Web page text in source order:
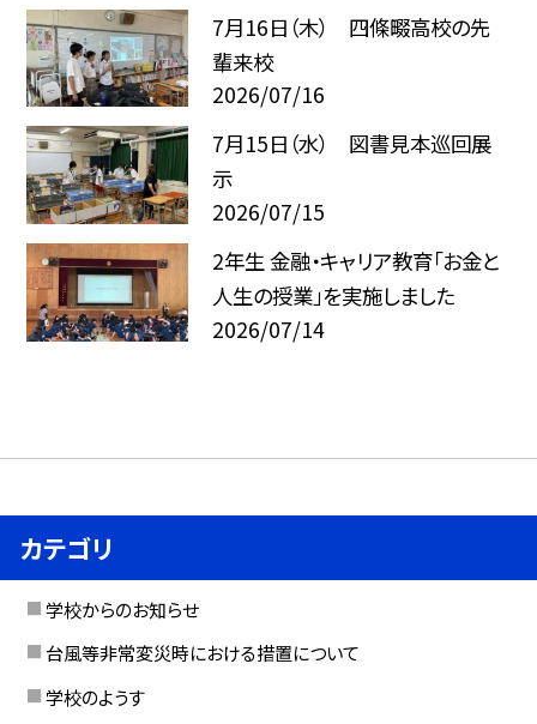
7月16日（木） 四條畷高校の先
輩来校
2026/07/16
7月15日（水） 図書見本巡回展
示
2026/07/15
2年生 金融・キャリア教育「お金と
人生の授業」を実施しました
2026/07/14
カテゴリ
学校からのお知らせ
台風等非常変災時における措置について
学校のようす